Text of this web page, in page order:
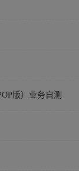
版）业务自测